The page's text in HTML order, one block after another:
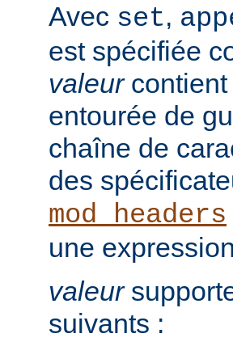
Avec set,
est spécifiée
valeurcontient
entourée de
chaîne de
des
mod_headers
une expression
valeur
suivants :